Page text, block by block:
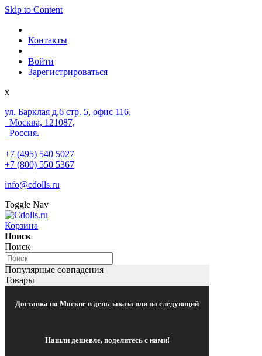
Skip to Content
Контакты
Войти
Зарегистрироваться
x
ул. Барклая д.6 стр. 5, офис 116,
Москва, 121087,
Россия.
+7 (495) 540 5027
+7 (800) 550 5367
info@cdolls.ru
Toggle Nav
Корзина
Поиск
Поиск
Популярные совпадения
Товары
Доставка по Москве в день заказа или на следующий
Нашли дешевле, поделитесь с нами!